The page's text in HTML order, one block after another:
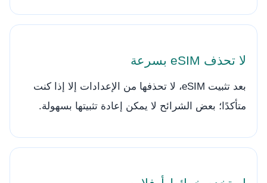
لا تحذف eSIM بسرعة
بعد تثبيت eSIM، لا تحذفها من الإعدادات إلا إذا كنت
متأكدًا؛ بعض الشرائح لا يمكن إعادة تثبيتها بسهولة.